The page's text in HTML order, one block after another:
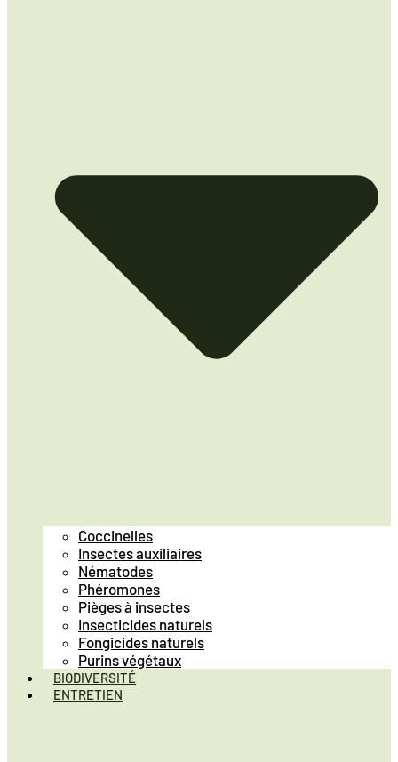
Coccinelles
Insectes auxiliaires
Nématodes
Phéromones
Pièges à insectes
Insecticides naturels
Fongicides naturels
Purins végétaux
BIODIVERSITÉ
ENTRETIEN